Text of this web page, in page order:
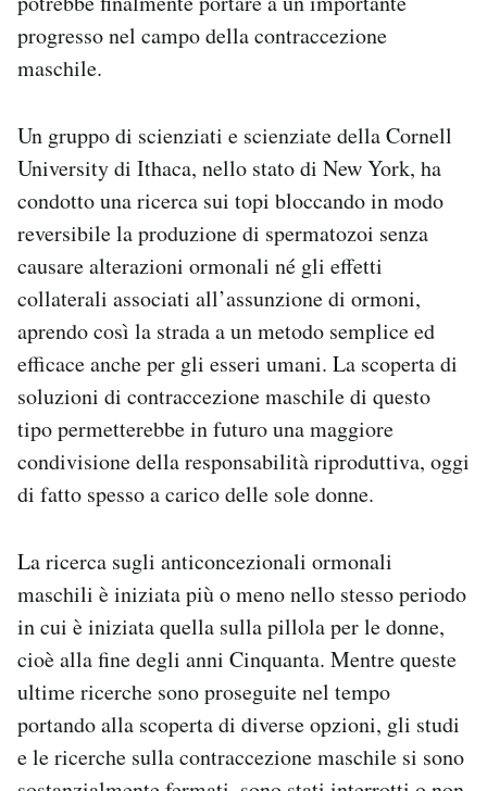
Regala il Post
Hai bisogno di aiuto?
Esci
progresso nel campo della contraccezione
maschile.
Un gruppo di scienziati e scienziate della Cornell
University di Ithaca, nello stato di New York, ha
condotto una ricerca sui topi bloccando in modo
reversibile la produzione di spermatozoi senza
causare alterazioni ormonali né gli effetti
collaterali associati all’assunzione di ormoni,
aprendo così la strada a un metodo semplice ed
efficace anche per gli esseri umani. La scoperta di
soluzioni di contraccezione maschile di questo
tipo permetterebbe in futuro una maggiore
condivisione della responsabilità riproduttiva, oggi
di fatto spesso a carico delle sole donne.
La ricerca sugli anticoncezionali ormonali
maschili è iniziata più o meno nello stesso periodo
in cui è iniziata quella sulla pillola per le donne,
cioè alla fine degli anni Cinquanta. Mentre queste
ultime ricerche sono proseguite nel tempo
portando alla scoperta di diverse opzioni, gli studi
e le ricerche sulla contraccezione maschile si sono